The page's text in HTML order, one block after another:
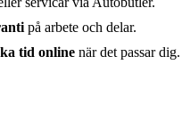
på arbete och delar.
tid online när det passar dig.